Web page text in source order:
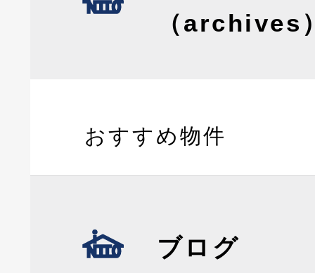
（archives
おすすめ物件
ブログ